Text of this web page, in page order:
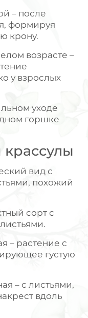
– после
формируя
крону.
возрасте –
у взрослых
уходе
горшке
вид с
похожий
сорт с
– растение с
густую
– с листьями,
вдоль